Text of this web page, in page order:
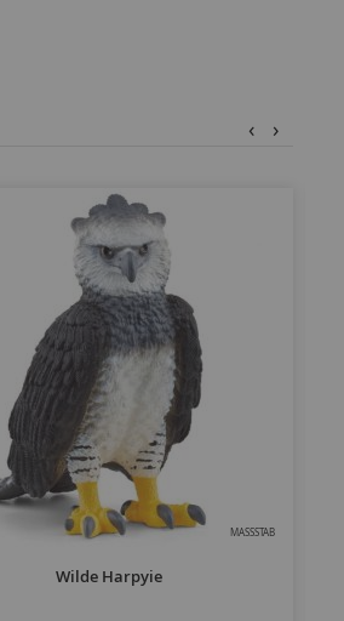
MASSSTAB
Wilde Harpyie
‹ ›